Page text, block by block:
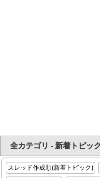
全カテゴリ - 新着トピッ
スレッド作成順(新着トピック)